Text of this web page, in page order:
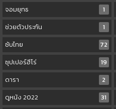
จอมยุทธ
1
ช่วยตัวประกัน
1
ซับไทย
72
ซุปเปอร์ฮีโร่
19
ดารา
2
ดูหนัง 2022
31